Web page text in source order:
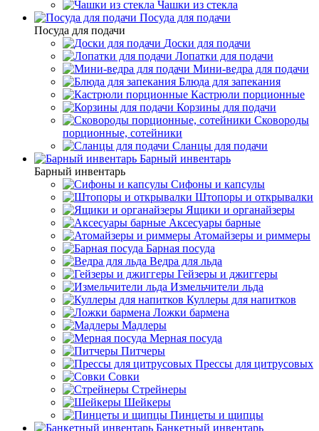
Чашки из стекла
Посуда для подачи
Посуда для подачи
Доски для подачи
Лопатки для подачи
Мини-ведра для подачи
Блюда для запекания
Кастрюли порционные
Корзины для подачи
Сковороды
порционные, сотейники
Сланцы для подачи
Барный инвентарь
Барный инвентарь
Сифоны и капсулы
Штопоры и открывалки
Ящики и органайзеры
Аксесуары барные
Атомайзеры и риммеры
Барная посуда
Ведра для льда
Гейзеры и джиггеры
Измельчители льда
Куллеры для напитков
Ложки бармена
Мадлеры
Мерная посуда
Питчеры
Прессы для цитрусовых
Совки
Стрейнеры
Шейкеры
Пинцеты и щипцы
Банкетный инвентарь